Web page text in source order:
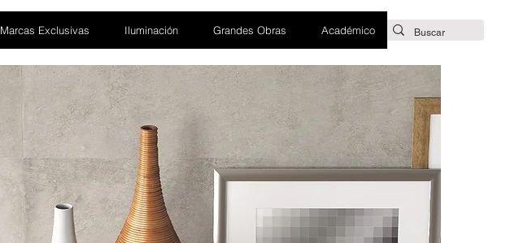
Marcas Exclusivas Iluminación Grandes Obras Académico